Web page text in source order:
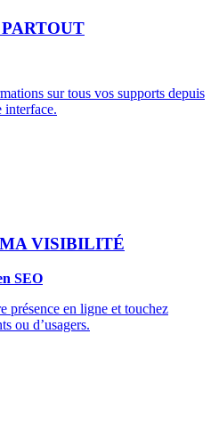
sur tous vos supports depuis
interface.
VISIBILITÉ
SEO
présence en ligne et touchez
ou d’usagers.